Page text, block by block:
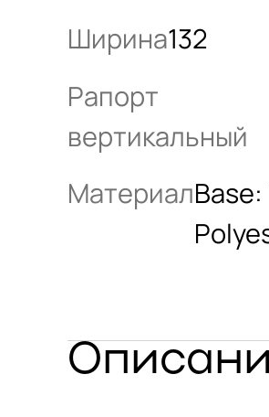
Ширина132
Рапорт
вертикальный
Материал